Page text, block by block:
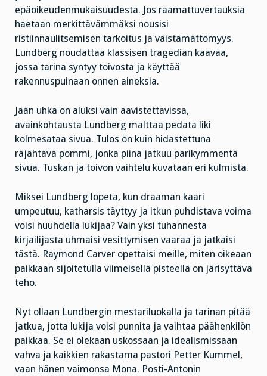
epäoikeudenmukaisuudesta. Jos raamattuvertauksia
haetaan merkittävämmäksi nousisi
ristiinnaulitsemisen tarkoitus ja väistämättömyys.
Lundberg noudattaa klassisen tragedian kaavaa,
jossa tarina syntyy toivosta ja käyttää
rakennuspuinaan onnen aineksia.
Jään uhka on aluksi vain aavistettavissa,
avainkohtausta Lundberg malttaa pedata liki
kolmesataa sivua. Tulos on kuin hidastettuna
räjähtävä pommi, jonka piina jatkuu parikymmentä
sivua. Tuskan ja toivon vaihtelu kuvataan eri kulmista.
Miksei Lundberg lopeta, kun draaman kaari
umpeutuu, katharsis täyttyy ja itkun puhdistava voima
voisi huuhdella lukijaa? Vain yksi tuhannesta
kirjailijasta uhmaisi vesittymisen vaaraa ja jatkaisi
tästä. Raymond Carver opettaisi meille, miten oikeaan
paikkaan sijoitetulla viimeisellä pisteellä on järisyttävä
teho.
Nyt ollaan Lundbergin mestariluokalla ja tarinan pitää
jatkua, jotta lukija voisi punnita ja vaihtaa päähenkilön
paikkaa. Se ei olekaan uskossaan ja idealismissaan
vahva ja kaikkien rakastama pastori Petter Kummel,
vaan hänen vaimonsa Mona. Posti-Antonin